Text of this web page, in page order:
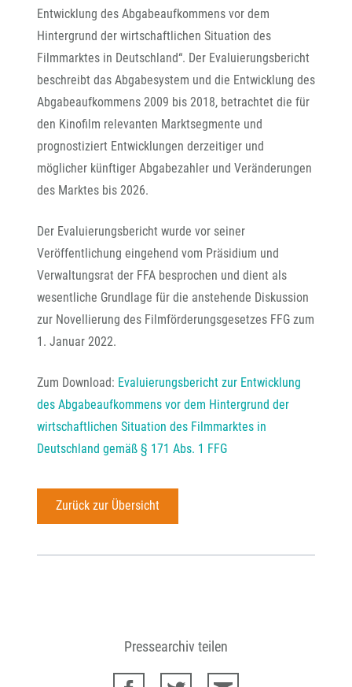
Entwicklung des Abgabeaufkommens vor dem
Hintergrund der wirtschaftlichen Situation des
Filmmarktes in Deutschland“. Der Evaluierungsbericht
beschreibt das Abgabesystem und die Entwicklung des
Abgabeaufkommens 2009 bis 2018, betrachtet die für
den Kinofilm relevanten Marktsegmente und
prognostiziert Entwicklungen derzeitiger und
möglicher künftiger Abgabezahler und Veränderungen
des Marktes bis 2026.
Der Evaluierungsbericht wurde vor seiner
Veröffentlichung eingehend vom Präsidium und
Verwaltungsrat der FFA besprochen und dient als
wesentliche Grundlage für die anstehende Diskussion
zur Novellierung des Filmförderungsgesetzes FFG zum
1. Januar 2022.
Zum Download: Evaluierungsbericht zur Entwicklung
des Abgabeaufkommens vor dem Hintergrund der
wirtschaftlichen Situation des Filmmarktes in
Deutschland gemäß § 171 Abs. 1 FFG
Zurück zur Übersicht
Pressearchiv teilen